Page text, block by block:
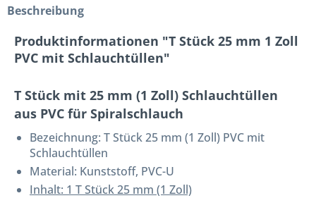
Beschreibung
Produktinformationen "T Stück 25 mm 1 Zoll
PVC mit Schlauchtüllen"
T Stück mit 25 mm (1 Zoll) Schlauchtüllen
aus PVC für Spiralschlauch
Bezeichnung: T Stück 25 mm (1 Zoll) PVC mit
Schlauchtüllen
Material: Kunststoff, PVC-U
Inhalt: 1 T Stück 25 mm (1 Zoll)